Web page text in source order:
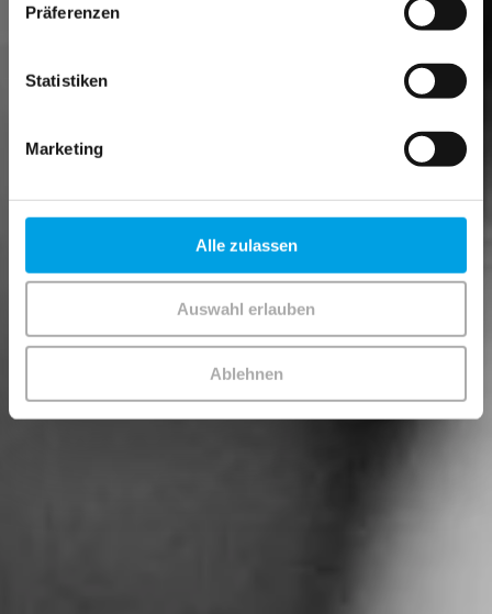
Präferenzen
Statistiken
Marketing
Alle zulassen
Auswahl erlauben
Ablehnen